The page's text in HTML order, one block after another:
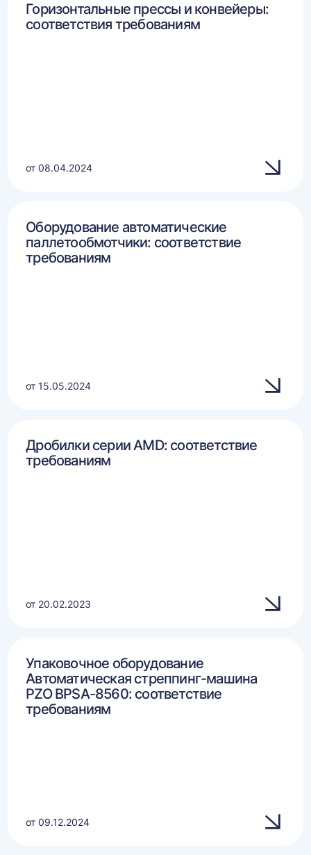
Горизонтальные прессы и конвейеры:
соответствия требованиям
от 08.04.2024
Оборудование автоматические
паллетообмотчики: соответствие
требованиям
от 15.05.2024
Дробилки серии AMD: соответствие
требованиям
от 20.02.2023
Упаковочное оборудование
Автоматическая стреппинг-машина
PZO BPSA-8560: соответствие
требованиям
от 09.12.2024